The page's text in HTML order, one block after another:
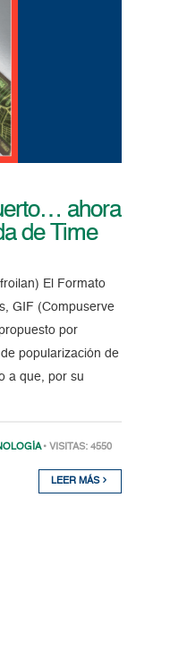
ahora
de Time
El Formato
GIF (Compuserve
por
popularización de
a que, por su
• VISITAS: 4550
LEER MÁS